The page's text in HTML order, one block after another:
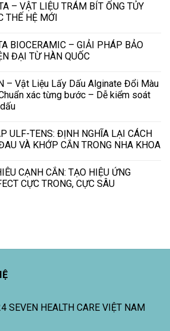
– VẬT LIỆU TRÁM BÍT ỐNG TỦY
THẾ HỆ MỚI
BIOCERAMIC – GIẢI PHÁP BẢO
ĐẠI TỪ HÀN QUỐC
– Vật Liệu Lấy Dấu Alginate Đổi Màu
xác từng bước – Dễ kiểm soát
ULF-TENS: ĐỊNH NGHĨA LẠI CÁCH
VÀ KHỚP CẮN TRONG NHA KHOA
CẠNH CẮN: TẠO HIỆU ỨNG
CỰC TRONG, CỰC SÂU
SEVEN HEALTH CARE VIỆT NAM